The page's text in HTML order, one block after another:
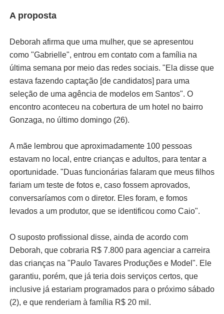
A proposta
Deborah afirma que uma mulher, que se apresentou
como "Gabrielle", entrou em contato com a família na
última semana por meio das redes sociais. "Ela disse que
estava fazendo captação [de candidatos] para uma
seleção de uma agência de modelos em Santos". O
encontro aconteceu na cobertura de um hotel no bairro
Gonzaga, no último domingo (26).
A mãe lembrou que aproximadamente 100 pessoas
estavam no local, entre crianças e adultos, para tentar a
oportunidade. "Duas funcionárias falaram que meus filhos
fariam um teste de fotos e, caso fossem aprovados,
conversaríamos com o diretor. Eles foram, e fomos
levados a um produtor, que se identificou como Caio".
O suposto profissional disse, ainda de acordo com
Deborah, que cobraria R$ 7.800 para agenciar a carreira
das crianças na "Paulo Tavares Produções e Model". Ele
garantiu, porém, que já teria dois serviços certos, que
inclusive já estariam programados para o próximo sábado
(2), e que renderiam à família R$ 20 mil.